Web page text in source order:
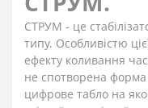
СТРУМ - це
типу. Особливістю
ефекту коливання
не спотворена форма
цифрове табло на